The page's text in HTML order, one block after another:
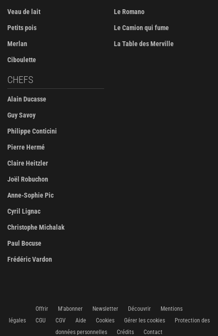
Veau de lait
Petits pois
Merlan
Ciboulette
Le Romano
Le Camion qui fume
La Table des Merville
CHEFS
Alain Ducasse
Guy Savoy
Philippe Conticini
Pierre Hermé
Claire Heitzler
Joël Robuchon
Anne-Sophie Pic
Cyril Lignac
Christophe Michalak
Paul Bocuse
Frédéric Vardon
Offrir M'abonner Newsletter Découvrir
Mentions
légales
CGU CGV Aide Cookies Gérer les cookies
Protection des
données personnelles
Crédits Contact